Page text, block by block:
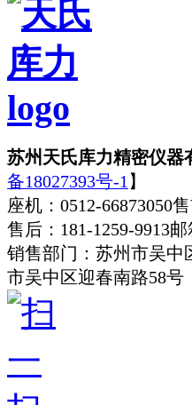
苏州天氏库力精密仪器
备18027393号-1 】
座机：0512-66873050
售后：181-1259-9913邮
销售部门：苏州市吴
市吴中区迎春南路58号